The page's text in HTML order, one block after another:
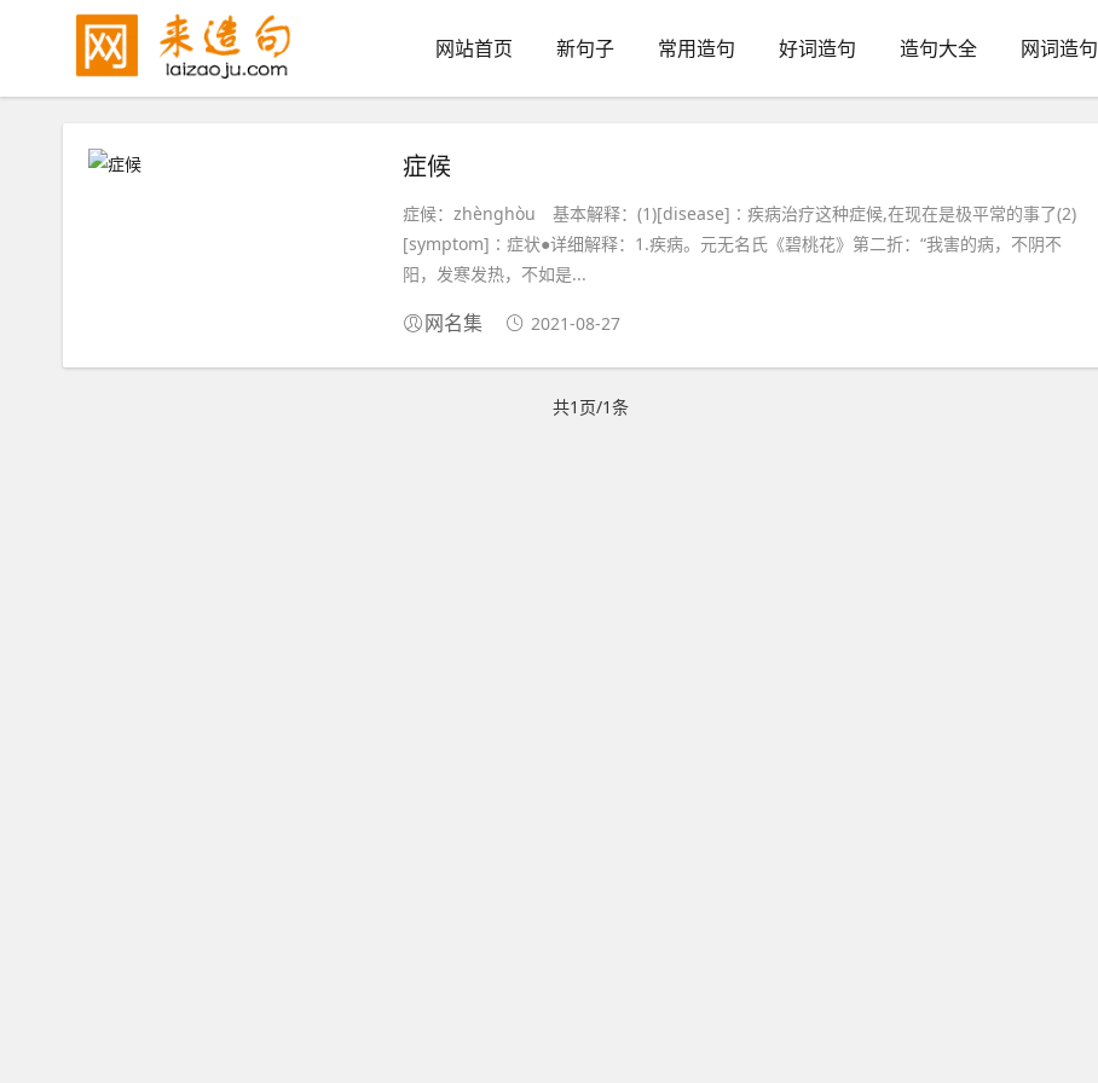
网站首页 新句子 常用造句 好词造句 造句大全 网词造句
症候
症候：zhènghòu 基本解释：(1)[disease]∶疾病治疗这种症候,在现在是极平常的事了(2)
[symptom]∶症状●详细解释：1.疾病。元无名氏《碧桃花》第二折：“我害的病，不阴不
阳，发寒发热，不如是...
网名集 2021-08-27
共1页/1条